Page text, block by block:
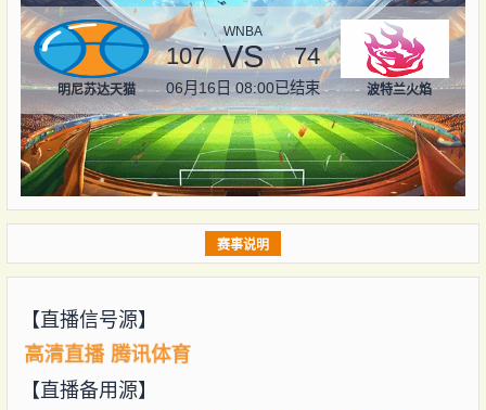
明尼苏达天猫
WNBA
107 VS 74
06月16日 08:00已结束 波特兰火焰
赛事说明
【直播信号源】
高清直播 腾讯体育
【直播备用源】